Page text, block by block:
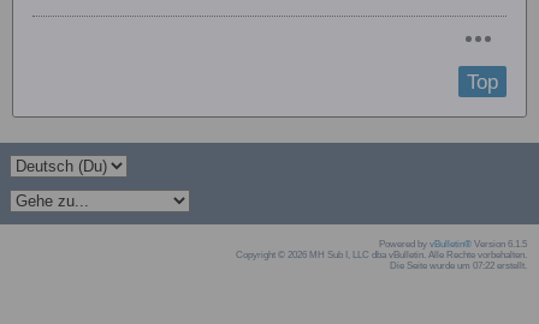
Top
Powered by vBulletin® Version 6.1.5
Copyright © 2026 MH Sub I, LLC dba vBulletin. Alle Rechte vorbehalten.
Die Seite wurde um 07:22 erstellt.